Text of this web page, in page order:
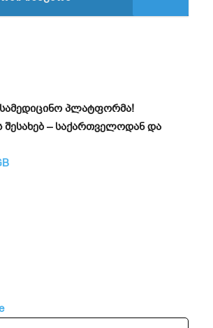
სამედიცინო პლატფორმა!
– საქართველოდან და